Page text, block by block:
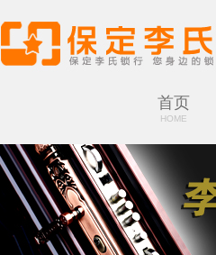
首页
HOME